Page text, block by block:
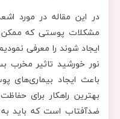
در این مقاله در مورد
مشکلات پوستی که
ایجاد شوند را معرفی
نور خورشید تاثیر
باعث ایجاد
بهترین راهکار برای
ضدآفتاب است که باید به